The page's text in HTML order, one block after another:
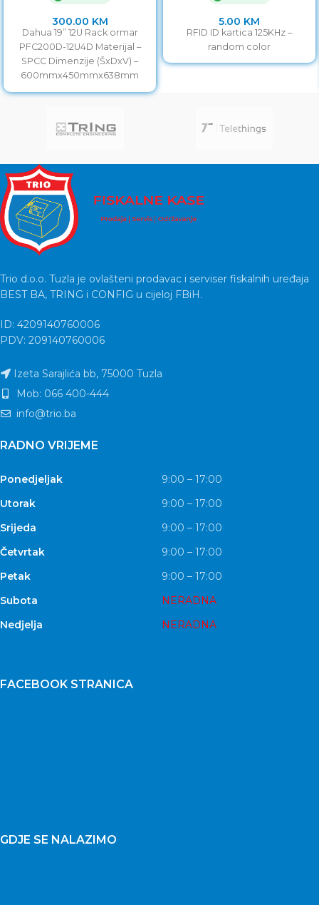
300.00 KM
Dahua 19” 12U Rack ormar
PFC200D-12U4D Materijal –
SPCC Dimenzije (ŠxDxV) –
600mmx450mmx638mm
Montaža – Montaža na zid i
5.00 KM
RFID ID kartica 125KHz –
random color
Trio d.o.o. Tuzla je ovlašteni prodavac i serviser fiskalnih uređaja
BEST BA, TRING i CONFIG u cijeloj FBiH.
ID: 4209140760006
PDV: 209140760006
Izeta Sarajlića bb, 75000 Tuzla
Mob: 066 400-444
info@trio.ba
RADNO VRIJEME
Ponedjeljak
9:00 – 17:00
Utorak
9:00 – 17:00
Srijeda
9:00 – 17:00
Četvrtak
9:00 – 17:00
Petak
9:00 – 17:00
Subota
NERADNA
Nedjelja
NERADNA
FACEBOOK STRANICA
GDJE SE NALAZIMO